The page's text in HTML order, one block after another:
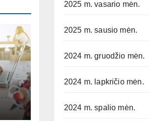
–
2025 m. vasario mėn.
2025 m. sausio mėn.
2024 m. gruodžio mėn.
2024 m. lapkričio mėn.
2024 m. spalio mėn.